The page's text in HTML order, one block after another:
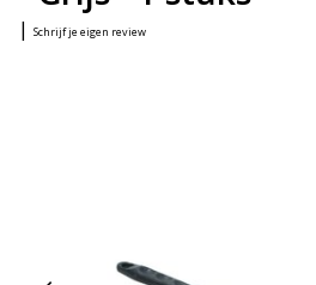
| Schrijf je eigen review